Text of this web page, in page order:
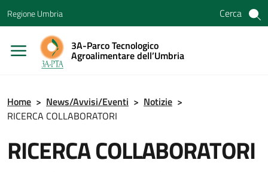
Vai al menu di navigazione
Vai al footer
Regione Umbria Cerca
3A-Parco Tecnologico
Agroalimentare dell’Umbria
Home > News/Avvisi/Eventi > Notizie >
RICERCA COLLABORATORI
RICERCA COLLABORATORI